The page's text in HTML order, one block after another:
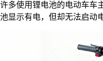
许多使用锂电池的电动车车
池显示有电，但却无法启动